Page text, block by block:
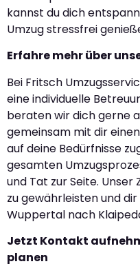
kannst du dich
Umzug stressfrei
Erfahre mehr über
Bei Fritsch
eine individuelle
beraten wir dich gerne
gemeinsam mit dir
auf deine Bedürfnisse
gesamten
und Tat zur Seite. Unser
zu gewährleisten und
Wuppertal nach
Jetzt Kontakt
planen